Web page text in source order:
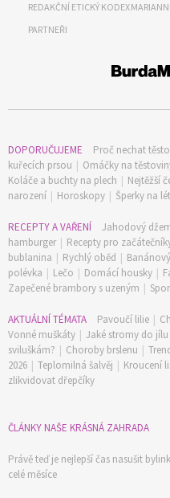
REDAKČNÍ ETICKÝ KODEX
PARTNEŘI
DOPORUČUJEME Proč nechat
kuřecích prsou | Omáčky na
Koláče a buchty na plech | Nejtěžší
narození | Horoskopy | Šperky na
RECEPTY A VAŘENÍ Jahodový
hamburger | Recepty pro
bublanina | Rychlý oběd |
polévka | Lečo | Domácí housky |
Zapečené brambory s uzeným |
AKTUÁLNÍ TÉMATA Pavoučí lilie |
Vonné muškáty | Jaké stromy do jílu
sviluškám? | Choroby brslenu |
2026 | Teplomilná šalvěj | Kroucení
zlikvidovat dřepčíky
ČLÁNKY NAŠE KRÁSNÁ ZAHRADA
Právě teď je nejlepší čas nasušit
celé měsíce